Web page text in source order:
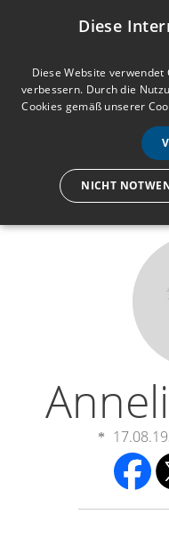
Wir lassen nur die Hand
Diese
Diese Website
verbessern. Durch die
Cookies gemäß unserer
NICHT